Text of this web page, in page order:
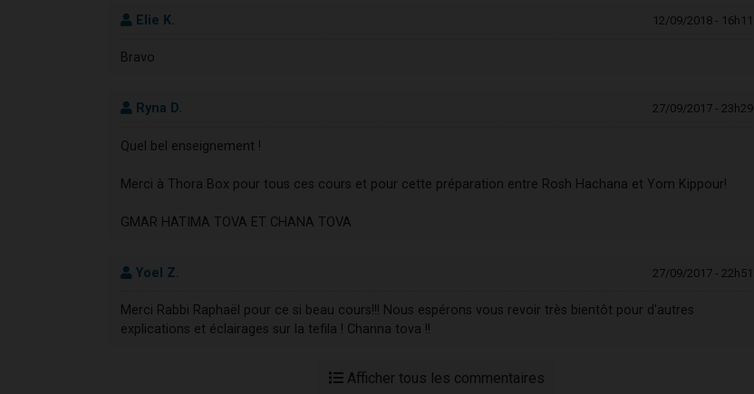
Elie K. 12/09/2018 - 16h11
Bravo
Ryna D. 27/09/2017 - 23h29
Quel bel enseignement !
Merci à Thora Box pour tous ces cours et pour cette préparation entre Rosh Hachana et Yom Kippour!
GMAR HATIMA TOVA ET CHANA TOVA
Yoel Z. 27/09/2017 - 22h51
Merci Rabbi Raphaël pour ce si beau cours!!! Nous espérons vous revoir très bientôt pour d'autres
explications et éclairages sur la tefila ! Channa tova !!
Afficher tous les commentaires